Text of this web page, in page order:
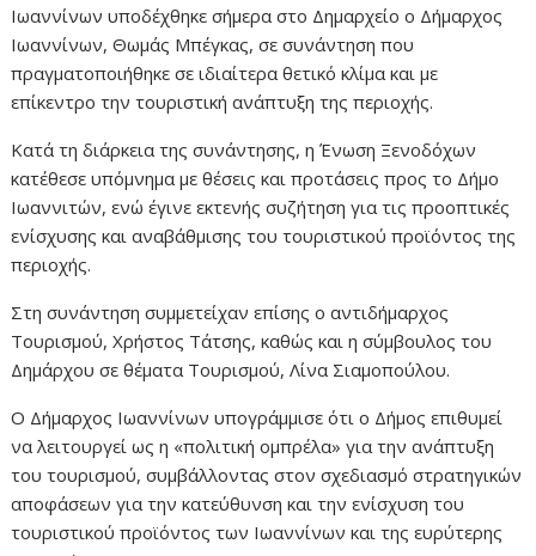
Ιωαννίνων υποδέχθηκε σήμερα στο Δημαρχείο ο Δήμαρχος
Ιωαννίνων, Θωμάς Μπέγκας, σε συνάντηση που
πραγματοποιήθηκε σε ιδιαίτερα θετικό κλίμα και με
επίκεντρο την τουριστική ανάπτυξη της περιοχής.
Κατά τη διάρκεια της συνάντησης, η Ένωση Ξενοδόχων
κατέθεσε υπόμνημα με θέσεις και προτάσεις προς το Δήμο
Ιωαννιτών, ενώ έγινε εκτενής συζήτηση για τις προοπτικές
ενίσχυσης και αναβάθμισης του τουριστικού προϊόντος της
περιοχής.
Στη συνάντηση συμμετείχαν επίσης ο αντιδήμαρχος
Τουρισμού, Χρήστος Τάτσης, καθώς και η σύμβουλος του
Δημάρχου σε θέματα Τουρισμού, Λίνα Σιαμοπούλου.
Ο Δήμαρχος Ιωαννίνων υπογράμμισε ότι ο Δήμος επιθυμεί
να λειτουργεί ως η «πολιτική ομπρέλα» για την ανάπτυξη
του τουρισμού, συμβάλλοντας στον σχεδιασμό στρατηγικών
αποφάσεων για την κατεύθυνση και την ενίσχυση του
τουριστικού προϊόντος των Ιωαννίνων και της ευρύτερης